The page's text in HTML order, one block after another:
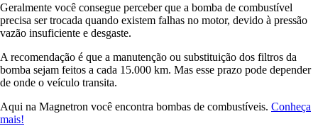
Geralmente você consegue perceber que a bomba de combustível
precisa ser trocada quando existem falhas no motor, devido à pressão
vazão insuficiente e desgaste.
A recomendação é que a manutenção ou substituição dos filtros da
bomba sejam feitos a cada 15.000 km. Mas esse prazo pode depender
de onde o veículo transita.
Aqui na Magnetron você encontra bombas de combustíveis. Conheça
mais!